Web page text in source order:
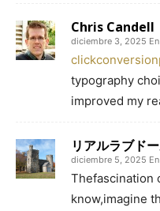
Chris Candell
diciembre 3, 2025
typography
improved my
リアルラブド
diciembre 5, 2025
Thefascination
know,imagine